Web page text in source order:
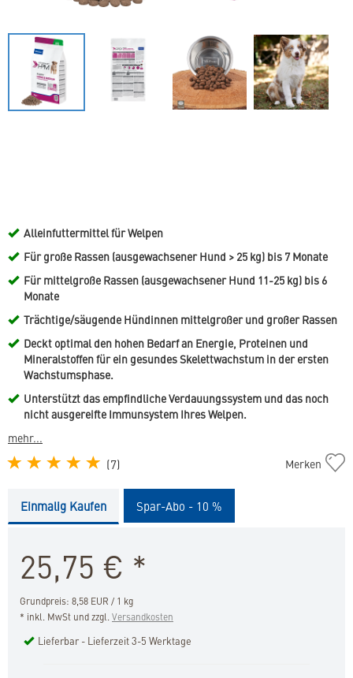
Alleinfuttermittel für Welpen
Für große Rassen (ausgewachsener Hund > 25 kg) bis 7 Monate
Für mittelgroße Rassen (ausgewachsener Hund 11-25 kg) bis 6
Monate
Trächtige/säugende Hündinnen mittelgroßer und großer Rassen
Deckt optimal den hohen Bedarf an Energie, Proteinen und
Mineralstoffen für ein gesundes Skelettwachstum in der ersten
Wachstumsphase.
Unterstützt das empfindliche Verdauungssystem und das noch
nicht ausgereifte Immunsystem Ihres Welpen.
mehr...
(7)
Puppy
Merken
Einmalig Kaufen Spar-Abo - 10 %
25,75 € *
Grundpreis: 8,58 EUR / 1 kg
* inkl. MwSt und zzgl. Versandkosten
Lieferbar - Lieferzeit 3-5 Werktage